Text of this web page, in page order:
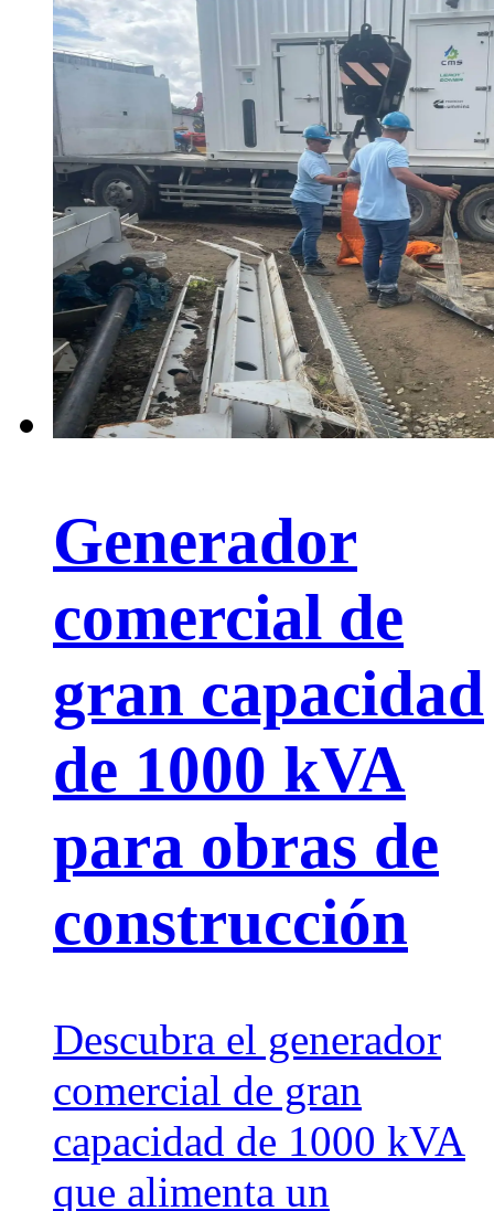
Generador
comercial de
gran capacidad
de 1000 kVA
para obras de
construcción
Descubra el generador
comercial de gran
capacidad de 1000 kVA
que alimenta un